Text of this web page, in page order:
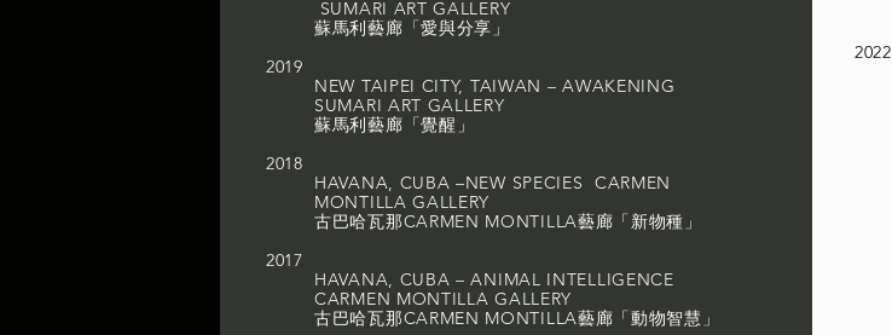
SUMARI ART GALLERY
蘇馬利藝廊「愛與分享」
2019
NEW TAIPEI CITY, TAIWAN – AWAKENING
SUMARI ART GALLERY
蘇馬利藝廊「覺醒」
2018
HAVANA, CUBA –NEW SPECIES CARMEN
MONTILLA GALLERY
古巴哈瓦那CARMEN MONTILLA藝廊「新物種」
2017
HAVANA, CUBA – ANIMAL INTELLIGENCE
CARMEN MONTILLA GALLERY
古巴哈瓦那CARMEN MONTILLA藝廊「動物智慧」
2022